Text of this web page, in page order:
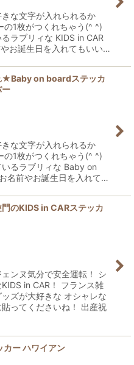
な文字が入れられるか
の1枚がつくれちゃう(^ ^)
ラブリィな KIDS in CAR
お誕生日を入れてもいい…
★Baby on boardステッカ
ー
な文字が入れられるか
の1枚がつくれちゃう(^ ^)
るラブリィな Baby on
名前やお誕生日を入れて…
のKIDS in CARステッカ
ンヌ気分で安全運転！ シ
in CAR！ フランス雑
ズが大好きな オシャレな
ってくださいね！ 出産祝
カー ハワイアン